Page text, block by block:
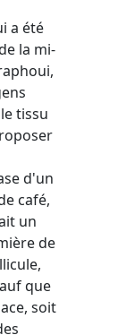
a été
la mi-
tissu
d'un
café,
un
de
que
soit